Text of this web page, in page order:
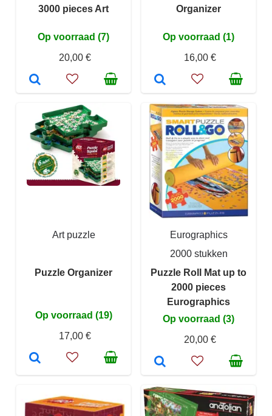
3000 pieces Art
Op voorraad (7)
20,00 €
Organizer
Op voorraad (1)
16,00 €
Art puzzle
Puzzle Organizer
Op voorraad (19)
17,00 €
Eurographics
2000 stukken
Puzzle Roll Mat up to
2000 pieces
Eurographics
Op voorraad (3)
20,00 €